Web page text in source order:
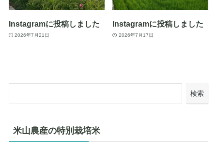
Instagramに投稿しました
2026年7月21日
Instagramに投稿しました
2026年7月17日
検索
米山農産の特別栽培米